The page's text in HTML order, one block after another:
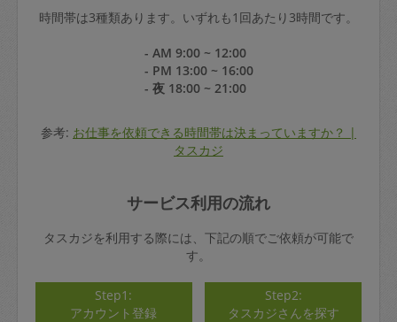
時間帯は3種類あります。いずれも1回あたり3時間です。
- AM 9:00 ~ 12:00
- PM 13:00 ~ 16:00
- 夜 18:00 ~ 21:00
参考: お仕事を依頼できる時間帯は決まっていますか？ |
タスカジ
サービス利用の流れ
タスカジを利用する際には、下記の順でご依頼が可能で
す。
Step1:
アカウント登録
Step2:
タスカジさんを探す